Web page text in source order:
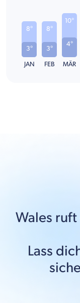
3°
8°
JAN
3°
8°
FEB
4°
10°
MÄR
Wales ruft
Lass